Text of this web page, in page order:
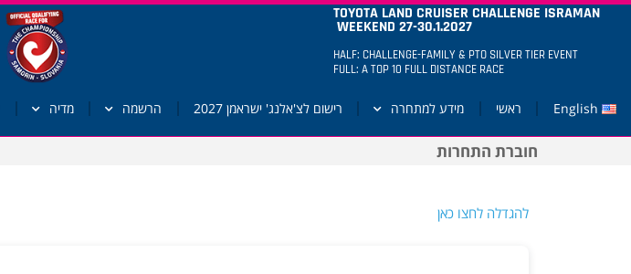
TOYOTA LAND CRUISER CHALLENGE ISRAMAN
WEEKEND 27-30.1.2027
HALF: CHALLENGE-FAMILY & PTO SILVER TIER EVENT
FULL: A TOP 10 FULL DISTANCE RACE
English ראשי מידע למתחרה רישום לצ'אלנג' ישראמן 2027 הרשמה מדיה
חוברת התחרות
להגדלה לחצו כאן